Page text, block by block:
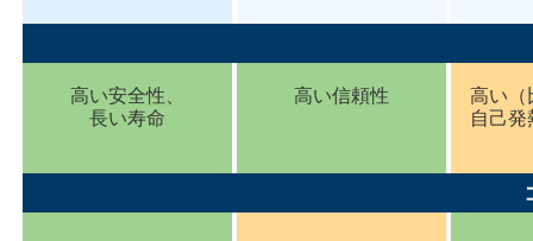
高い安全性、
長い寿命
高い信頼性
高い（
自己